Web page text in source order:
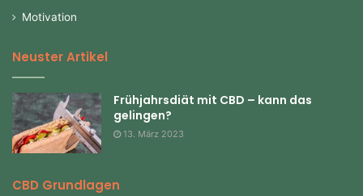
Motivation
Neuster Artikel
Frühjahrsdiät mit CBD – kann das
gelingen?
13. März 2023
CBD Grundlagen